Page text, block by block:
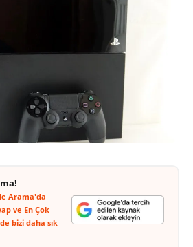
Arama'da
ve En Çok
bizi daha sık